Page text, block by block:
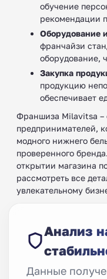
обучение
рекомендации
Оборудование
франчайзи
оборудование,
Закупка
продукцию
обеспечивает
Франшиза Milavitsa –
предпринимателей,
модного нижнего
проверенного
открытии магазина
рассмотреть все
увлекательному
Анализ
Данные